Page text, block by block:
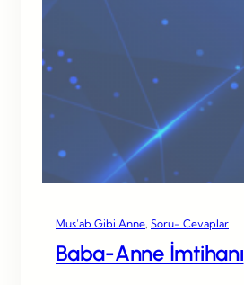
Mus’ab Gibi Anne Soru- Cevaplar
Baba-Anne İmtihanı